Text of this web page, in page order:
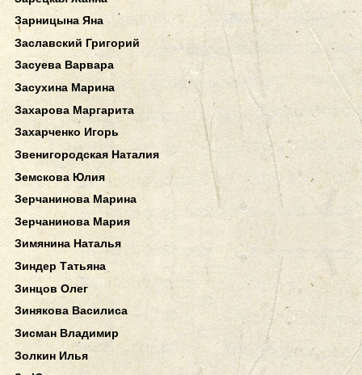
Зарницына Яна
Заславский Григорий
Засуева Варвара
Засухина Марина
Захарова Маргарита
Захарченко Игорь
Звенигородская Наталия
Земскова Юлия
Зерчанинова Марина
Зерчанинова Мария
Зимянина Наталья
Зиндер Татьяна
Зинцов Олег
Зинякова Василиса
Зисман Владимир
Золкин Илья